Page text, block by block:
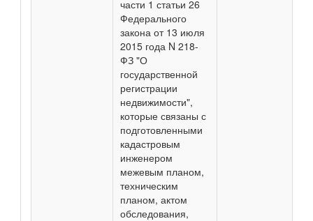
части 1 статьи 26
Федерального
закона от 13 июля
2015 года N 218-
ФЗ "О
государственной
регистрации
недвижимости",
которые связаны с
подготовленными
кадастровым
инженером
межевым планом,
техническим
планом, актом
обследования,